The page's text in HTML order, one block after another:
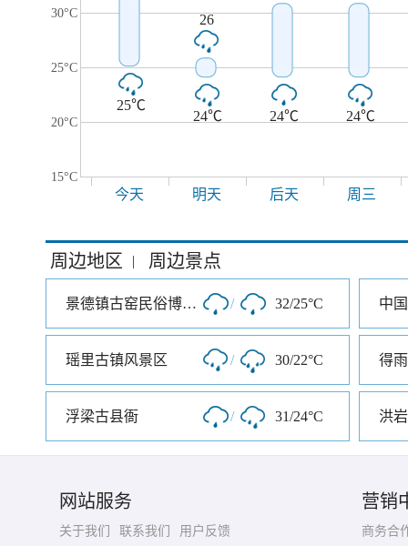
30°C
25°C
20°C
15°C
25℃
26
24℃ 24℃ 24℃
今天 明天 后天 周三
周边地区 | 周边景点
景德镇古窑民俗博览区 / 32/25°C 中
瑶里古镇风景区 / 30/22°C 得
浮梁古县衙 / 31/24°C 洪
网站服务
关于我们 联系我们
用户反馈
营销
商务合